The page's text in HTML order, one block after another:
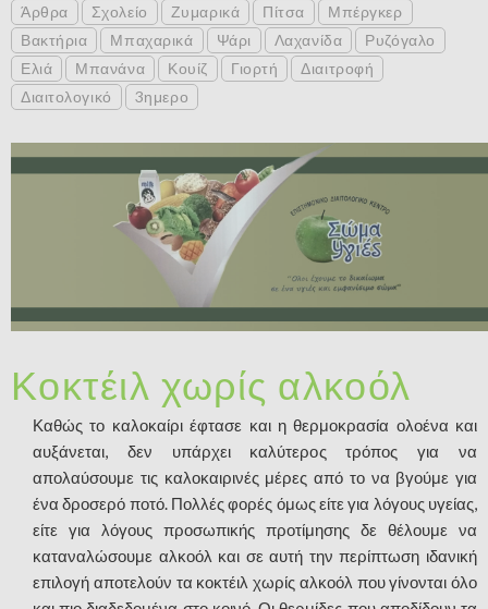
Άρθρα
Σχολείο Ζυμαρικά Πίτσα
Μπέργκερ
Βακτήρια
Μπαχαρικά Ψάρι Λαχανίδα
Ρυζόγαλο
Ελιά
Μπανάνα Κουίζ Γιορτή
Διαιτροφή
Διαιτολογικό
3ημερο
Κοκτέιλ χωρίς αλκοόλ
Καθώς το καλοκαίρι έφτασε και η θερμοκρασία ολοένα και
αυξάνεται, δεν υπάρχει καλύτερος τρόπος για να
απολαύσουμε τις καλοκαιρινές μέρες από το να βγούμε για
ένα δροσερό ποτό. Πολλές φορές όμως είτε για λόγους υγείας,
είτε για λόγους προσωπικής προτίμησης δε θέλουμε να
καταναλώσουμε αλκοόλ και σε αυτή την περίπτωση ιδανική
επιλογή αποτελούν τα κοκτέιλ χωρίς αλκοόλ που γίνονται όλο